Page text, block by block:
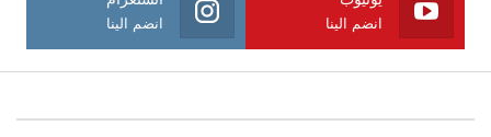
انضم الينا انضم الينا